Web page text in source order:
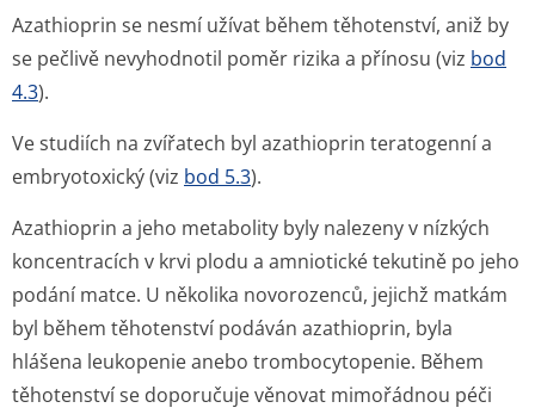
Azathioprin se nesmí užívat během těhotenství, aniž by
se pečlivě nevyhodnotil poměr rizika a přínosu (viz bod
4.3).
Ve studiích na zvířatech byl azathioprin teratogenní a
embryotoxický (viz bod 5.3).
Azathioprin a jeho metabolity byly nalezeny v nízkých
koncentracích v krvi plodu a amniotické tekutině po jeho
podání matce. U několika novorozenců, jejichž matkám
byl během těhotenství podáván azathioprin, byla
hlášena leukopenie anebo trombocytopenie. Během
těhotenství se doporučuje věnovat mimořádnou péči